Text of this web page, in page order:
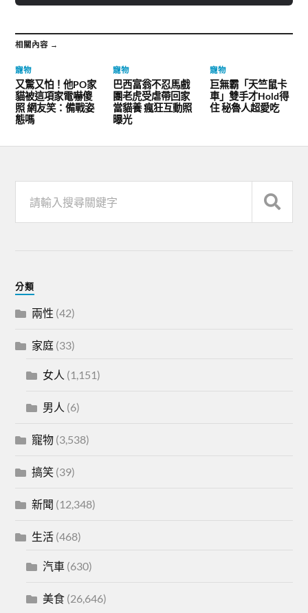
相關內容 →
寵物
又驚又怕！他PO家
貓被這項家電嚇傻
照 網友笑：備戰姿
態嗎
寵物
巴西富翁不忍馬戲
團老虎受虐帶回家
當貓養 瘋狂互動照
曝光
寵物
巨無霸「天竺鼠卡
車」雙手才Hold得
住 秘魯人超愛吃
分類
兩性 (42)
家庭 (33)
女人 (1,151)
男人 (6)
寵物 (3,538)
搞笑 (39)
新聞 (12,348)
生活 (468)
汽車 (630)
美食 (26,646)